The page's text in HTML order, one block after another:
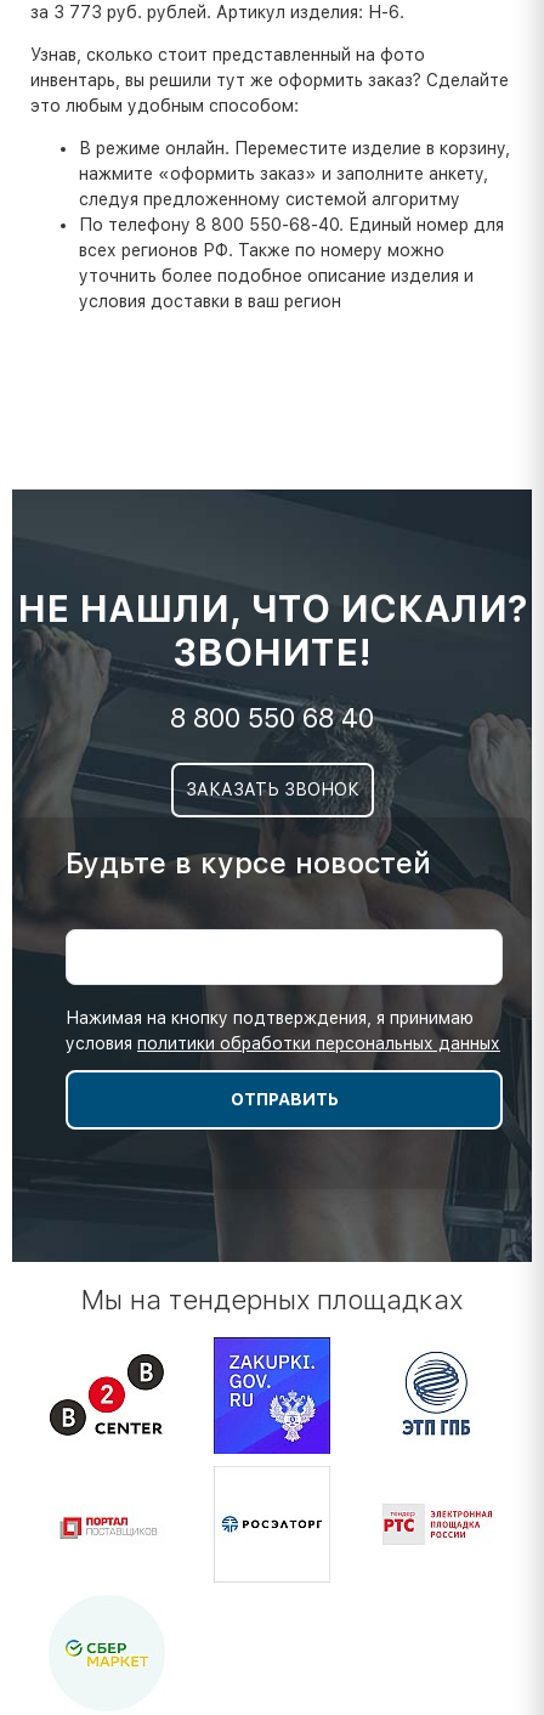
за 3 773 руб. рублей. Артикул изделия: Н-6.
Узнав, сколько стоит представленный на фото
инвентарь, вы решили тут же оформить заказ? Сделайте
это любым удобным способом:
В режиме онлайн. Переместите изделие в корзину,
нажмите «оформить заказ» и заполните анкету,
следуя предложенному системой алгоритму
По телефону 8 800 550-68-40. Единый номер для
всех регионов РФ. Также по номеру можно
уточнить более подобное описание изделия и
условия доставки в ваш регион
НЕ НАШЛИ, ЧТО ИСКАЛИ?
ЗВОНИТЕ!
8 800 550 68 40
ЗАКАЗАТЬ ЗВОНОК
Будьте в курсе новостей
Нажимая на кнопку подтверждения, я принимаю
условия политики обработки персональных данных
Мы на тендерных площадках